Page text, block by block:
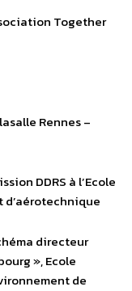
Together
Rennes –
DDRS à l’Ecole
directeur
», Ecole
de